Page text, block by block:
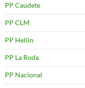
PP Caudete
PP CLM
PP Hellin
PP La Roda
PP Nacional